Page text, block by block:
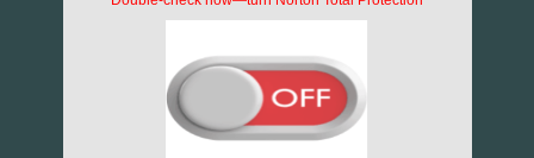
624